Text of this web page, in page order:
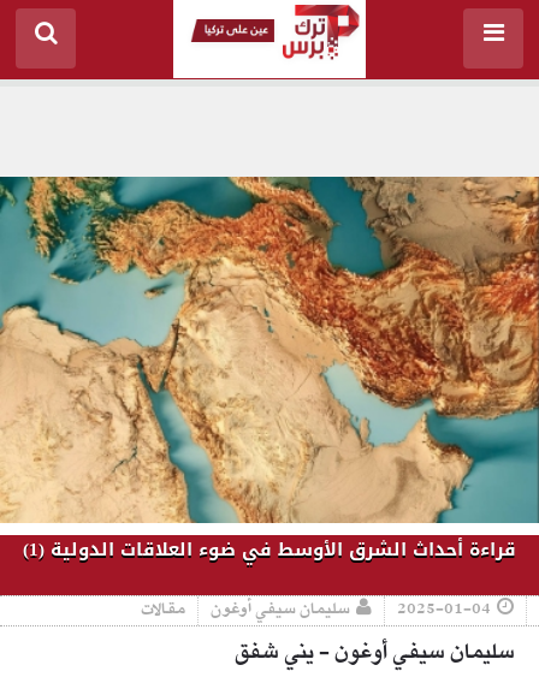
قراءة أحداث الشرق الأوسط في ضوء العلاقات الدولية (1)
2025-01-04 سليمان سيفي أوغون مقالات
سليمان سيفي أوغون - يني شفق